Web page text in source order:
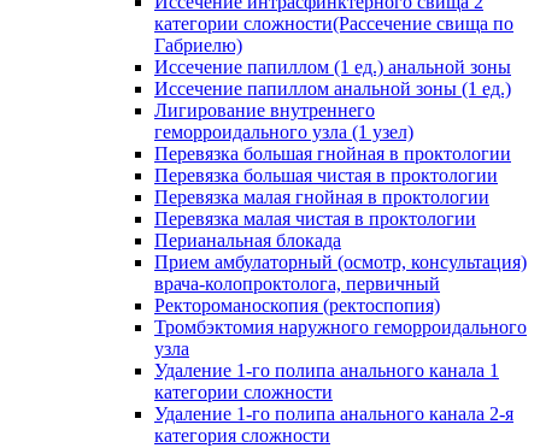
категории сложности(Рассечение свища по
Габриелю)
Иссечение папиллом (1 ед.) анальной зоны
Иссечение папиллом анальной зоны (1 ед.)
Лигирование внутреннего
геморроидального узла (1 узел)
Перевязка большая гнойная в проктологии
Перевязка большая чистая в проктологии
Перевязка малая гнойная в проктологии
Перевязка малая чистая в проктологии
Перианальная блокада
Прием амбулаторный (осмотр, консультация)
врача-колопроктолога, первичный
Ректороманоскопия (ректоспопия)
Тромбэктомия наружного геморроидального
узла
Удаление 1-го полипа анального канала 1
категории сложности
Удаление 1-го полипа анального канала 2-я
категория сложности